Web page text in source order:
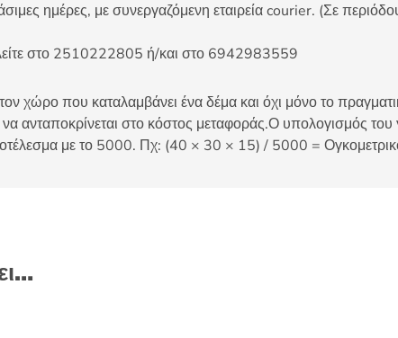
ημέρες, με συνεργαζόμενη εταιρεία courier. (Σε
στο 2510222805 ή/και στο 6942983559
χώρο που καταλαμβάνει ένα δέμα και όχι μόνο το
στο κόστος μεταφοράς.Ο υπολογισμός του
με το 5000. Πχ: (40 × 30 × 15) / 5000 =